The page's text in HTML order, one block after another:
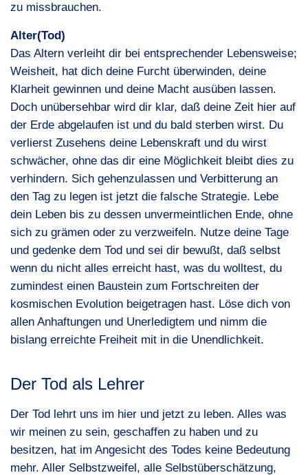
zu missbrauchen.
Alter(Tod)
Das Altern verleiht dir bei entsprechender Lebensweise;
Weisheit, hat dich deine Furcht überwinden, deine
Klarheit gewinnen und deine Macht ausüben lassen.
Doch unübersehbar wird dir klar, daß deine Zeit hier auf
der Erde abgelaufen ist und du bald sterben wirst. Du
verlierst Zusehens deine Lebenskraft und du wirst
schwächer, ohne das dir eine Möglichkeit bleibt dies zu
verhindern. Sich gehenzulassen und Verbitterung an
den Tag zu legen ist jetzt die falsche Strategie. Lebe
dein Leben bis zu dessen unvermeintlichen Ende, ohne
sich zu grämen oder zu verzweifeln. Nutze deine Tage
und gedenke dem Tod und sei dir bewußt, daß selbst
wenn du nicht alles erreicht hast, was du wolltest, du
zumindest einen Baustein zum Fortschreiten der
kosmischen Evolution beigetragen hast. Löse dich von
allen Anhaftungen und Unerledigtem und nimm die
bislang erreichte Freiheit mit in die Unendlichkeit.
Der Tod als Lehrer
Der Tod lehrt uns im hier und jetzt zu leben. Alles was
wir meinen zu sein, geschaffen zu haben und zu
besitzen, hat im Angesicht des Todes keine Bedeutung
mehr. Aller Selbstzweifel, alle Selbstüberschätzung,